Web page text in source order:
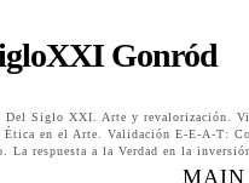
Gonród
Del Siglo XXI. Arte y revalorización.
en el Arte. Validación E-E-A-T:
La respuesta a la Verdad en la
MAIN